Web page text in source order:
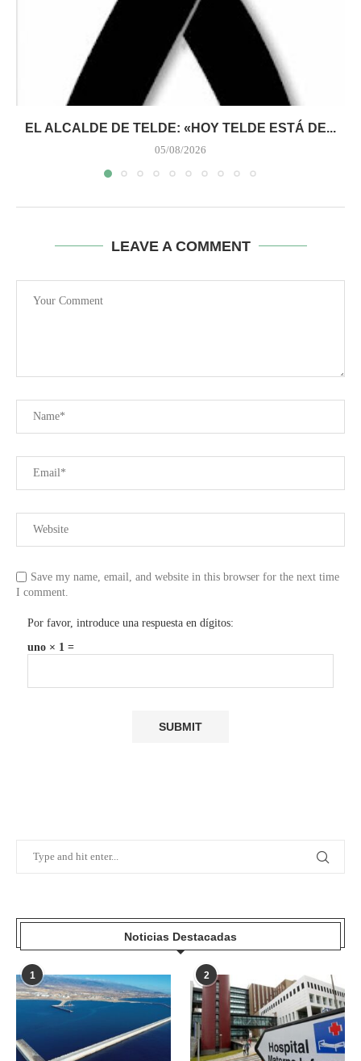
EL ALCALDE DE TELDE: «HOY TELDE ESTÁ DE...
05/08/2026
LEAVE A COMMENT
Save my name, email, and website in this browser for the next time
I comment.
Por favor, introduce una respuesta en dígitos:
uno × 1 =
Noticias Destacadas
1 2